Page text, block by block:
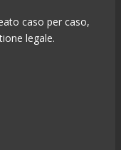
caso per caso,
legale.